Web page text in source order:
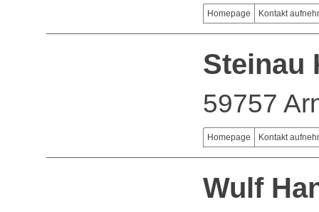
Homepage Kontakt
Steinau
59757
Homepage Kontakt
Wulf